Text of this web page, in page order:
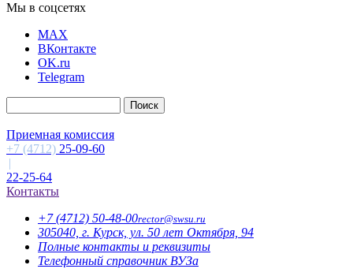
Мы в соцсетях
MAX
ВКонтакте
OK.ru
Telegram
Приемная комиссия
+7 (4712) 25-09-60
|
22-25-64
Контакты
+7 (4712) 50-48-00rector@swsu.ru
305040, г. Курск, ул. 50 лет Октября, 94
Полные контакты и реквизиты
Телефонный справочник ВУЗа